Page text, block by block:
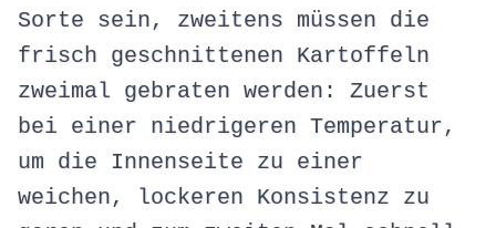
Sorte sein, zweitens müssen die
frisch geschnittenen Kartoffeln
zweimal gebraten werden: Zuerst
bei einer niedrigeren Temperatur,
um die Innenseite zu einer
weichen, lockeren Konsistenz zu